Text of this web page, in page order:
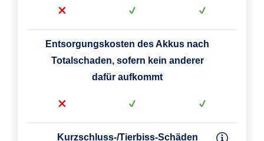
Entsorgungskosten des Akkus nach
Totalschaden, sofern kein anderer
dafür aufkommt
Kurzschluss-/Tierbiss-Schäden